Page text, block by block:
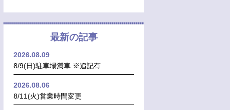
最新の記事
2026.08.09
8/9(日)駐車場満車 ※追記有
2026.08.06
8/11(火)営業時間変更